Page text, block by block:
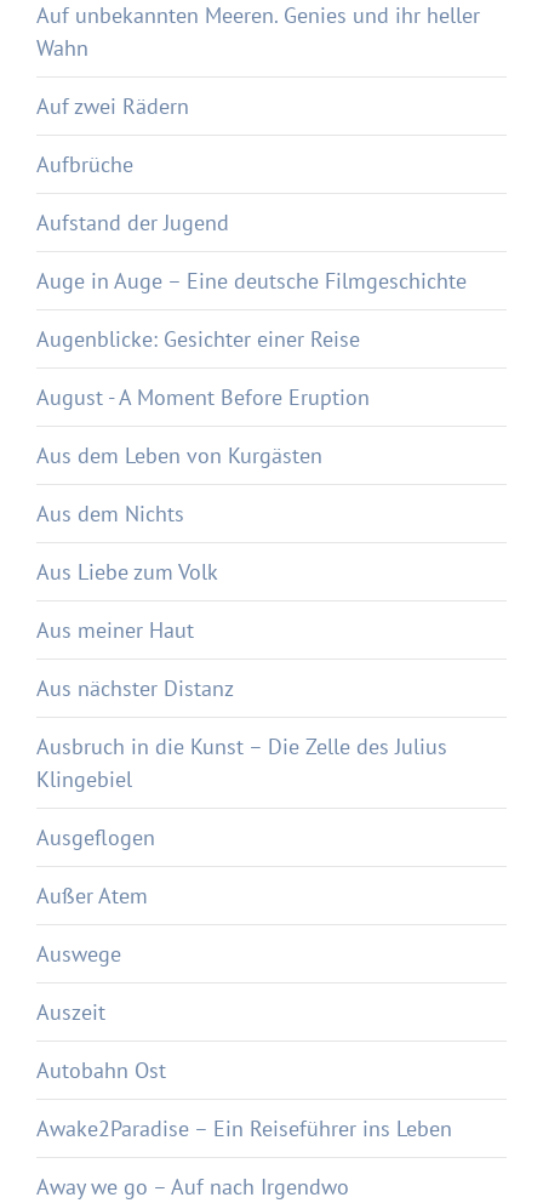
Auf unbekannten Meeren. Genies und ihr heller
Wahn
Auf zwei Rädern
Aufbrüche
Aufstand der Jugend
Auge in Auge – Eine deutsche Filmgeschichte
Augenblicke: Gesichter einer Reise
August - A Moment Before Eruption
Aus dem Leben von Kurgästen
Aus dem Nichts
Aus Liebe zum Volk
Aus meiner Haut
Aus nächster Distanz
Ausbruch in die Kunst – Die Zelle des Julius
Klingebiel
Ausgeflogen
Außer Atem
Auswege
Auszeit
Autobahn Ost
Awake2Paradise – Ein Reiseführer ins Leben
Away we go – Auf nach Irgendwo